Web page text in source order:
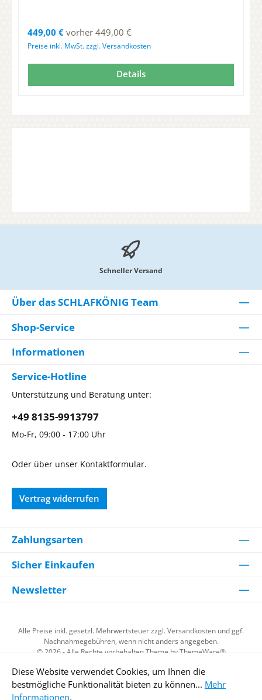
Regulärer Preis:
449,00 € vorher 449,00 €
Preise inkl. MwSt. zzgl. Versandkosten
Details
Schneller Versand
Über das SCHLAFKÖNIG Team
Shop-Service
Informationen
Service-Hotline
Unterstützung und Beratung unter:
+49 8135-9913797
Mo-Fr, 09:00 - 17:00 Uhr
Oder über unser Kontaktformular.
Vertrag widerrufen
Zahlungsarten
Sicher Einkaufen
Newsletter
Alle Preise inkl. gesetzl. Mehrwertsteuer zzgl.Versandkosten und ggf.
Nachnahmegebühren, wenn nicht anders angegeben.
© 2026 - Alle Rechte vorbehalten Theme byThemeWare®
Diese Website verwendet Cookies, um Ihnen die
bestmögliche Funktionalität bieten zu können... Mehr
Informationen.